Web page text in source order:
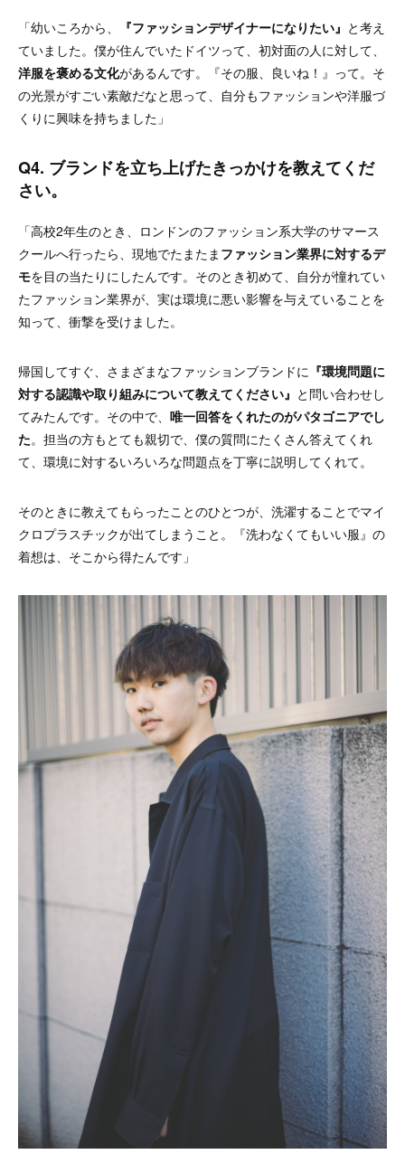
「幼いころから、 『ファッションデザイナーになりたい』 と考え
ていました。僕が住んでいたドイツって、初対面の人に対して、
洋服を褒める文化があるんです。『その服、良いね！』って。そ
の光景がすごい素敵だなと思って、自分もファッションや洋服づ
くりに興味を持ちました」
Q4. ブランドを立ち上げたきっかけを教えてくだ
さい。
「高校2年生のとき、ロンドンのファッション系大学のサマース
クールへ行ったら、現地でたまたま ファッション業界に対するデ
モを目の当たりにしたんです。そのとき初めて、自分が憧れてい
たファッション業界が、実は環境に悪い影響を与えていることを
知って、衝撃を受けました。
帰国してすぐ、さまざまなファッションブランドに 『環境問題に
対する認識や取り組みについて教えてください』 と問い合わせし
てみたんです。その中で、 唯一回答をくれたのがパタゴニアでし
た。担当の方もとても親切で、僕の質問にたくさん答えてくれ
て、環境に対するいろいろな問題点を丁寧に説明してくれて。
そのときに教えてもらったことのひとつが、洗濯することでマイ
クロプラスチックが出てしまうこと。『洗わなくてもいい服』の
着想は、そこから得たんです」